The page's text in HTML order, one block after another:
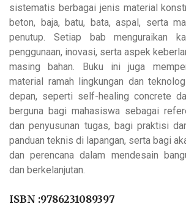
sistematis berbagai jenis material
beton, baja, batu, bata, aspal, serta
penutup. Setiap bab menguraikan
penggunaan, inovasi, serta aspek
masing bahan. Buku ini juga
material ramah lingkungan dan
depan, seperti self-healing concrete
berguna bagi mahasiswa sebagai
dan penyusunan tugas, bagi praktisi
panduan teknis di lapangan, serta bagi
dan perencana dalam mendesain
dan berkelanjutan.
ISBN :9786231089397